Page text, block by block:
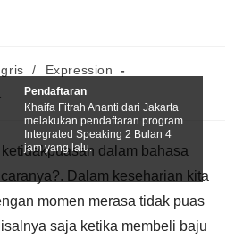
/
Expression
dalam bahasa
Dalam keseharian kita
momen merasa tidak puas
saja ketika membeli baju
Pendaftaran
Khaifa Fitrah Ananti dari Jakarta
melakukan pendaftaran program
Integrated Speaking 2 Bulan 4
jam yang lalu.